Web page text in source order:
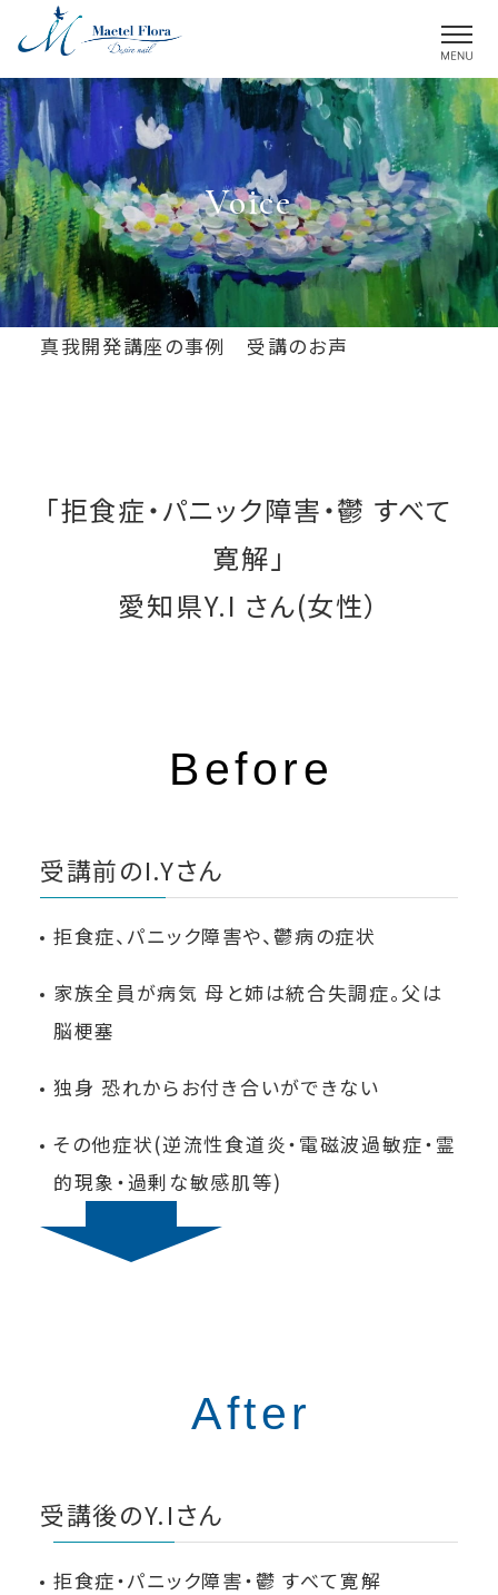
Voice
真我開発講座の事例 受講のお声
「拒食症・パニック障害・鬱 すべて
寛解」
愛知県Y.I さん(女性）
受講前のI.Yさん
拒食症、パニック障害や、鬱病の症状
家族全員が病気 母と姉は統合失調症。父は
脳梗塞
独身 恐れからお付き合いができない
その他症状(逆流性食道炎・電磁波過敏症・霊
的現象・過剰な敏感肌等)
受講後のY.Iさん
拒食症・パニック障害・鬱 すべて寛解